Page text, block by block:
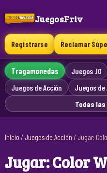
JuegosFriv
Registrarse Reclamar
Tragamonedas Juegos .IO
Juegos de Acción
Juegos
Todas
Inicio / Juegos de Acción / Jugar:
Jugar: Color